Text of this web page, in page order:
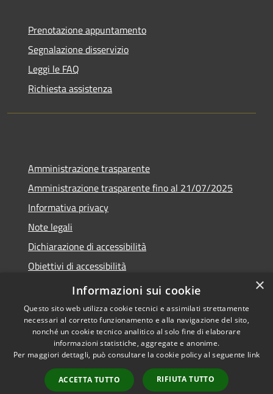
Prenotazione appuntamento
Segnalazione disservizio
Leggi le FAQ
Richiesta assistenza
Amministrazione trasparente
Amministrazione trasparente fino al 21/07/2025
Informativa privacy
Note legali
Dichiarazione di accessibilità
Obiettivi di accessibilità
Piano di miglioramento
Accessibilità
Copyright © 2026 • Comune di
Nembro • Powered by
Municipium•
Accesso
×
Informazioni sui cookie
Questo sito web utilizza cookie tecnici e assimilati strettamente
necessari al corretto funzionamento e alla navigazione del sito,
nonché un cookie tecnico analitico al solo fine di elaborare
informazioni statistiche, aggregate e anonime.
Per maggiori dettagli, può consultare la cookie policy al seguente link
ACCETTA TUTTO RIFIUTA TUTTO